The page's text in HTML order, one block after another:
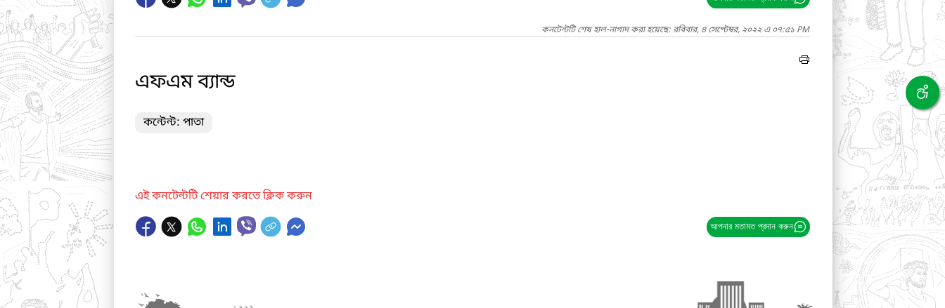
কনটেন্টটি শেষ হাল-নাগাদ করা হয়েছে: রবিবার, ৪ সেপ্টেম্বর, ২০২২ এ ০৭:৫১ PM
এফএম ব্যান্ড
কন্টেন্ট: পাতা
এই কনটেন্টটি শেয়ার করতে ক্লিক করুন
আপনার মতামত প্রদান করুন